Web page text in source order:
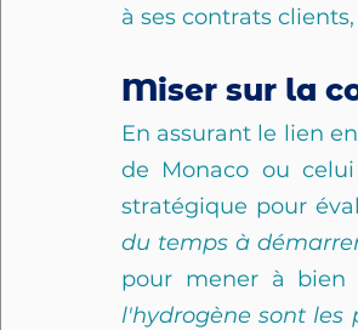
à ses contrats
Miser sur la
En assurant le lien
de Monaco ou
stratégique pour
du temps à
pour mener à bien
l'hydrogène sont les